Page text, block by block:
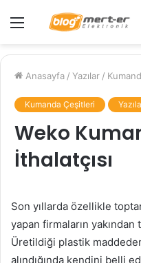
Menü
Anasayfa / Yazılar /
Kumanda Çeşitleri
Weko
İthalatçısı
Son yıllarda özellikle
yapan firmaların
Üretildiği plastik
alındığında kendini belli